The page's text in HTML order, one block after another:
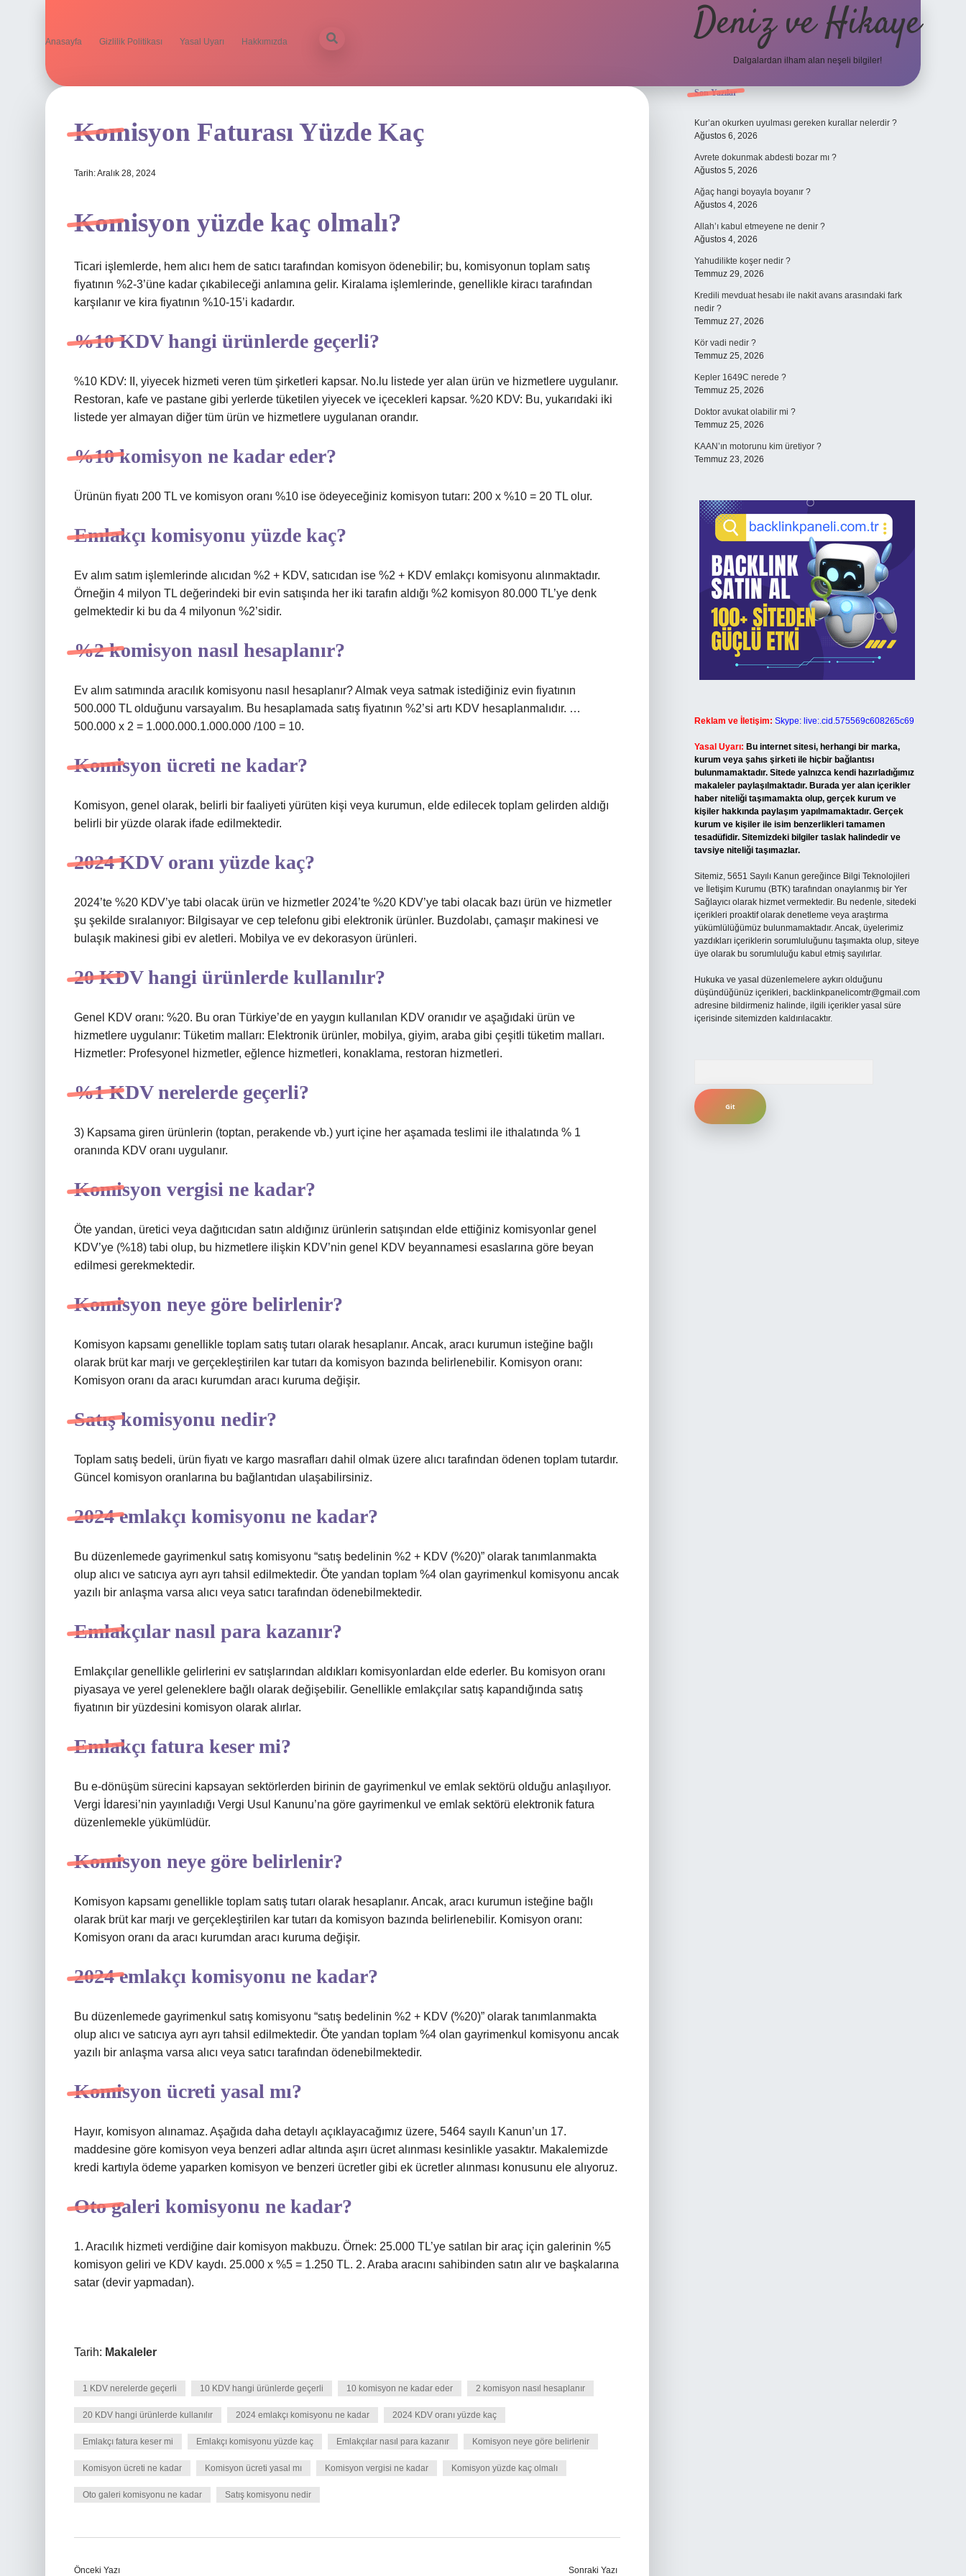
Anasayfa Gizlilik Politikası Yasal Uyarı Hakkımızda Deniz ve Hikaye
Dalgalardan ilham alan neşeli bilgiler!
Komisyon Faturası Yüzde Kaç
Tarih: Aralık 28, 2024
Komisyon yüzde kaç olmalı?
Ticari işlemlerde, hem alıcı hem de satıcı tarafından komisyon ödenebilir; bu, komisyonun toplam satış
fiyatının %2-3’üne kadar çıkabileceği anlamına gelir. Kiralama işlemlerinde, genellikle kiracı tarafından
karşılanır ve kira fiyatının %10-15’i kadardır.
%10 KDV hangi ürünlerde geçerli?
%10 KDV: II, yiyecek hizmeti veren tüm şirketleri kapsar. No.lu listede yer alan ürün ve hizmetlere uygulanır.
Restoran, kafe ve pastane gibi yerlerde tüketilen yiyecek ve içecekleri kapsar. %20 KDV: Bu, yukarıdaki iki
listede yer almayan diğer tüm ürün ve hizmetlere uygulanan orandır.
%10 komisyon ne kadar eder?
Ürünün fiyatı 200 TL ve komisyon oranı %10 ise ödeyeceğiniz komisyon tutarı: 200 x %10 = 20 TL olur.
Emlakçı komisyonu yüzde kaç?
Ev alım satım işlemlerinde alıcıdan %2 + KDV, satıcıdan ise %2 + KDV emlakçı komisyonu alınmaktadır.
Örneğin 4 milyon TL değerindeki bir evin satışında her iki tarafın aldığı %2 komisyon 80.000 TL’ye denk
gelmektedir ki bu da 4 milyonun %2’sidir.
%2 komisyon nasıl hesaplanır?
Ev alım satımında aracılık komisyonu nasıl hesaplanır? Almak veya satmak istediğiniz evin fiyatının
500.000 TL olduğunu varsayalım. Bu hesaplamada satış fiyatının %2’si artı KDV hesaplanmalıdır. …
500.000 x 2 = 1.000.000.1.000.000 /100 = 10.
Komisyon ücreti ne kadar?
Komisyon, genel olarak, belirli bir faaliyeti yürüten kişi veya kurumun, elde edilecek toplam gelirden aldığı
belirli bir yüzde olarak ifade edilmektedir.
2024 KDV oranı yüzde kaç?
2024’te %20 KDV’ye tabi olacak ürün ve hizmetler 2024’te %20 KDV’ye tabi olacak bazı ürün ve hizmetler
şu şekilde sıralanıyor: Bilgisayar ve cep telefonu gibi elektronik ürünler. Buzdolabı, çamaşır makinesi ve
bulaşık makinesi gibi ev aletleri. Mobilya ve ev dekorasyon ürünleri.
20 KDV hangi ürünlerde kullanılır?
Genel KDV oranı: %20. Bu oran Türkiye’de en yaygın kullanılan KDV oranıdır ve aşağıdaki ürün ve
hizmetlere uygulanır: Tüketim malları: Elektronik ürünler, mobilya, giyim, araba gibi çeşitli tüketim malları.
Hizmetler: Profesyonel hizmetler, eğlence hizmetleri, konaklama, restoran hizmetleri.
%1 KDV nerelerde geçerli?
3) Kapsama giren ürünlerin (toptan, perakende vb.) yurt içine her aşamada teslimi ile ithalatında % 1
oranında KDV oranı uygulanır.
Komisyon vergisi ne kadar?
Öte yandan, üretici veya dağıtıcıdan satın aldığınız ürünlerin satışından elde ettiğiniz komisyonlar genel
KDV’ye (%18) tabi olup, bu hizmetlere ilişkin KDV’nin genel KDV beyannamesi esaslarına göre beyan
edilmesi gerekmektedir.
Komisyon neye göre belirlenir?
Komisyon kapsamı genellikle toplam satış tutarı olarak hesaplanır. Ancak, aracı kurumun isteğine bağlı
olarak brüt kar marjı ve gerçekleştirilen kar tutarı da komisyon bazında belirlenebilir. Komisyon oranı:
Komisyon oranı da aracı kurumdan aracı kuruma değişir.
Satış komisyonu nedir?
Toplam satış bedeli, ürün fiyatı ve kargo masrafları dahil olmak üzere alıcı tarafından ödenen toplam tutardır.
Güncel komisyon oranlarına bu bağlantıdan ulaşabilirsiniz.
2024 emlakçı komisyonu ne kadar?
Bu düzenlemede gayrimenkul satış komisyonu “satış bedelinin %2 + KDV (%20)” olarak tanımlanmakta
olup alıcı ve satıcıya ayrı ayrı tahsil edilmektedir. Öte yandan toplam %4 olan gayrimenkul komisyonu ancak
yazılı bir anlaşma varsa alıcı veya satıcı tarafından ödenebilmektedir.
Emlakçılar nasıl para kazanır?
Emlakçılar genellikle gelirlerini ev satışlarından aldıkları komisyonlardan elde ederler. Bu komisyon oranı
piyasaya ve yerel geleneklere bağlı olarak değişebilir. Genellikle emlakçılar satış kapandığında satış
fiyatının bir yüzdesini komisyon olarak alırlar.
Emlakçı fatura keser mi?
Bu e-dönüşüm sürecini kapsayan sektörlerden birinin de gayrimenkul ve emlak sektörü olduğu anlaşılıyor.
Vergi İdaresi’nin yayınladığı Vergi Usul Kanunu’na göre gayrimenkul ve emlak sektörü elektronik fatura
düzenlemekle yükümlüdür.
Komisyon neye göre belirlenir?
Komisyon kapsamı genellikle toplam satış tutarı olarak hesaplanır. Ancak, aracı kurumun isteğine bağlı
olarak brüt kar marjı ve gerçekleştirilen kar tutarı da komisyon bazında belirlenebilir. Komisyon oranı:
Komisyon oranı da aracı kurumdan aracı kuruma değişir.
2024 emlakçı komisyonu ne kadar?
Bu düzenlemede gayrimenkul satış komisyonu “satış bedelinin %2 + KDV (%20)” olarak tanımlanmakta
olup alıcı ve satıcıya ayrı ayrı tahsil edilmektedir. Öte yandan toplam %4 olan gayrimenkul komisyonu ancak
yazılı bir anlaşma varsa alıcı veya satıcı tarafından ödenebilmektedir.
Komisyon ücreti yasal mı?
Hayır, komisyon alınamaz. Aşağıda daha detaylı açıklayacağımız üzere, 5464 sayılı Kanun’un 17.
maddesine göre komisyon veya benzeri adlar altında aşırı ücret alınması kesinlikle yasaktır. Makalemizde
kredi kartıyla ödeme yaparken komisyon ve benzeri ücretler gibi ek ücretler alınması konusunu ele alıyoruz.
Oto galeri komisyonu ne kadar?
1. Aracılık hizmeti verdiğine dair komisyon makbuzu. Örnek: 25.000 TL’ye satılan bir araç için galerinin %5
komisyon geliri ve KDV kaydı. 25.000 x %5 = 1.250 TL. 2. Araba aracını sahibinden satın alır ve başkalarına
satar (devir yapmadan).
Tarih: Makaleler
1 KDV nerelerde geçerli 10 KDV hangi ürünlerde geçerli 10 komisyon ne kadar eder 2 komisyon nasıl hesaplanır
20 KDV hangi ürünlerde kullanılır 2024 emlakçı komisyonu ne kadar 2024 KDV oranı yüzde kaç
Emlakçı fatura keser mi Emlakçı komisyonu yüzde kaç Emlakçılar nasıl para kazanır Komisyon neye göre belirlenir
Komisyon ücreti ne kadar Komisyon ücreti yasal mı Komisyon vergisi ne kadar Komisyon yüzde kaç olmalı
Oto galeri komisyonu ne kadar Satış komisyonu nedir
Önceki Yazı Sonraki Yazı
Sidebar
Son Yazılar
Kur’an okurken uyulması gereken kurallar nelerdir ?
Ağustos 6, 2026
Avrete dokunmak abdesti bozar mı ?
Ağustos 5, 2026
Ağaç hangi boyayla boyanır ?
Ağustos 4, 2026
Allah’ı kabul etmeyene ne denir ?
Ağustos 4, 2026
Yahudilikte koşer nedir ?
Temmuz 29, 2026
Kredili mevduat hesabı ile nakit avans arasındaki fark
nedir ?
Temmuz 27, 2026
Kör vadi nedir ?
Temmuz 25, 2026
Kepler 1649C nerede ?
Temmuz 25, 2026
Doktor avukat olabilir mi ?
Temmuz 25, 2026
KAAN’ın motorunu kim üretiyor ?
Temmuz 23, 2026
Reklam ve İletişim: Skype: live:.cid.575569c608265c69
Yasal Uyarı: Bu internet sitesi, herhangi bir marka,
kurum veya şahıs şirketi ile hiçbir bağlantısı
bulunmamaktadır. Sitede yalnızca kendi hazırladığımız
makaleler paylaşılmaktadır. Burada yer alan içerikler
haber niteliği taşımamakta olup, gerçek kurum ve
kişiler hakkında paylaşım yapılmamaktadır. Gerçek
kurum ve kişiler ile isim benzerlikleri tamamen
tesadüfidir. Sitemizdeki bilgiler taslak halindedir ve
tavsiye niteliği taşımazlar.
Sitemiz, 5651 Sayılı Kanun gereğince Bilgi Teknolojileri
ve İletişim Kurumu (BTK) tarafından onaylanmış bir Yer
Sağlayıcı olarak hizmet vermektedir. Bu nedenle, sitedeki
içerikleri proaktif olarak denetleme veya araştırma
yükümlülüğümüz bulunmamaktadır. Ancak, üyelerimiz
yazdıkları içeriklerin sorumluluğunu taşımakta olup, siteye
üye olarak bu sorumluluğu kabul etmiş sayılırlar.
Hukuka ve yasal düzenlemelere aykırı olduğunu
düşündüğünüz içerikleri, backlinkpanelicomtr@gmail.com
adresine bildirmeniz halinde, ilgili içerikler yasal süre
içerisinde sitemizden kaldırılacaktır.